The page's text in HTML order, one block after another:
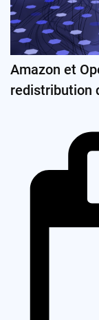
Amazon et
redistribution